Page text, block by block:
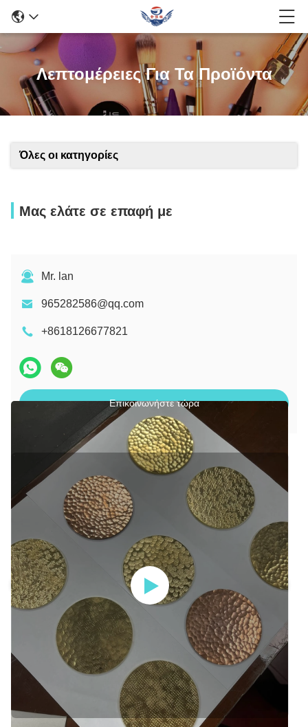
Λεπτομέρειες Για Τα Προϊόντα
Όλες οι κατηγορίες
Μας ελάτε σε επαφή με
Mr. lan
965282586@qq.com
+8618126677821
Επικοινωνήστε τώρα